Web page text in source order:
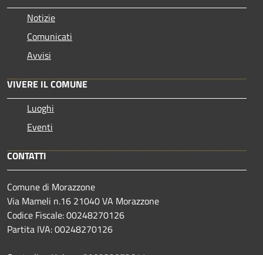
Notizie
Comunicati
Avvisi
VIVERE IL COMUNE
Luoghi
Eventi
CONTATTI
Comune di Morazzone
Via Mameli n.16 21040 VA Morazzone
Codice Fiscale: 00248270126
Partita IVA: 00248270126